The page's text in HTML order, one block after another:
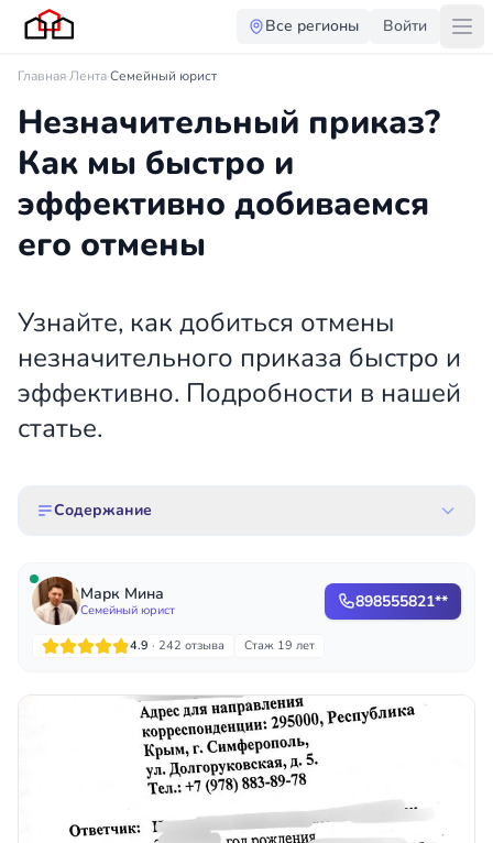
Все регионы Войти
Главная·Лента·Семейный юрист
Незначительный приказ?
Как мы быстро и
эффективно добиваемся
его отмены
Узнайте, как добиться отмены
незначительного приказа быстро и
эффективно. Подробности в нашей
статье.
Содержание
Марк Мина
Семейный юрист 898555821**
4.9 · 242 отзыва Стаж 19 лет